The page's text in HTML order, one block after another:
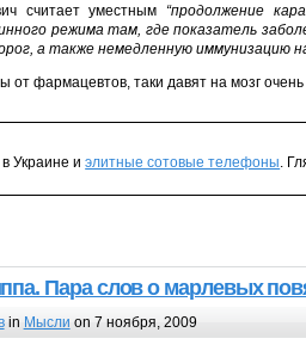
считает уместным “продолжение
режима там, где показатель
а также немедленную иммунизацию
от фармацевтов, таки давят на мозг
в Украине иэлитные сотовые телефоны.
Пара слов о марлевых
in Мысли on 7 ноября, 2009